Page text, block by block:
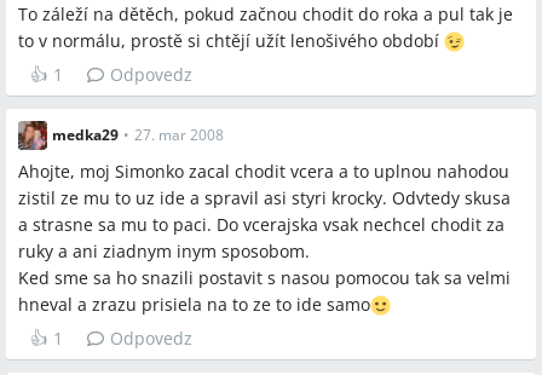
To záleží na dětěch, pokud začnou chodit do roka a pul tak je
to v normálu, prostě si chtějí užít lenošivého období
👍 1 Odpovedz
medka29 • 27. mar 2008
Ahojte, moj Simonko zacal chodit vcera a to uplnou nahodou
zistil ze mu to uz ide a spravil asi styri krocky. Odvtedy skusa
a strasne sa mu to paci. Do vcerajska vsak nechcel chodit za
ruky a ani ziadnym inym sposobom.
Ked sme sa ho snazili postavit s nasou pomocou tak sa velmi
hneval a zrazu prisiela na to ze to ide samo
👍 1 Odpovedz